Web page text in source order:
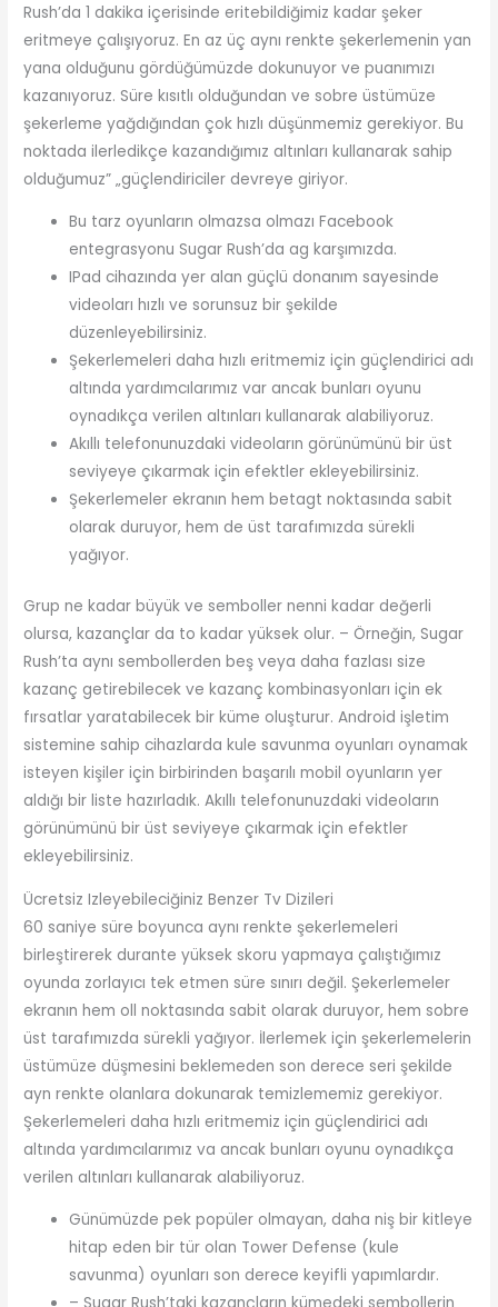
Rush’da 1 dakika içerisinde eritebildiğimiz kadar şeker
eritmeye çalışıyoruz. En az üç aynı renkte şekerlemenin yan
yana olduğunu gördüğümüzde dokunuyor ve puanımızı
kazanıyoruz. Süre kısıtlı olduğundan ve sobre üstümüze
şekerleme yağdığından çok hızlı düşünmemiz gerekiyor. Bu
noktada ilerledikçe kazandığımız altınları kullanarak sahip
olduğumuz” „güçlendiriciler devreye giriyor.
Bu tarz oyunların olmazsa olmazı Facebook
entegrasyonu Sugar Rush’da ag karşımızda.
IPad cihazında yer alan güçlü donanım sayesinde
videoları hızlı ve sorunsuz bir şekilde
düzenleyebilirsiniz.
Şekerlemeleri daha hızlı eritmemiz için güçlendirici adı
altında yardımcılarımız var ancak bunları oyunu
oynadıkça verilen altınları kullanarak alabiliyoruz.
Akıllı telefonunuzdaki videoların görünümünü bir üst
seviyeye çıkarmak için efektler ekleyebilirsiniz.
Şekerlemeler ekranın hem betagt noktasında sabit
olarak duruyor, hem de üst tarafımızda sürekli
yağıyor.
Grup ne kadar büyük ve semboller nenni kadar değerli
olursa, kazançlar da to kadar yüksek olur. – Örneğin, Sugar
Rush’ta aynı sembollerden beş veya daha fazlası size
kazanç getirebilecek ve kazanç kombinasyonları için ek
fırsatlar yaratabilecek bir küme oluşturur. Android işletim
sistemine sahip cihazlarda kule savunma oyunları oynamak
isteyen kişiler için birbirinden başarılı mobil oyunların yer
aldığı bir liste hazırladık. Akıllı telefonunuzdaki videoların
görünümünü bir üst seviyeye çıkarmak için efektler
ekleyebilirsiniz.
Ücretsiz Izleyebileciğiniz Benzer Tv Dizileri
60 saniye süre boyunca aynı renkte şekerlemeleri
birleştirerek durante yüksek skoru yapmaya çalıştığımız
oyunda zorlayıcı tek etmen süre sınırı değil. Şekerlemeler
ekranın hem oll noktasında sabit olarak duruyor, hem sobre
üst tarafımızda sürekli yağıyor. İlerlemek için şekerlemelerin
üstümüze düşmesini beklemeden son derece seri şekilde
ayn renkte olanlara dokunarak temizlememiz gerekiyor.
Şekerlemeleri daha hızlı eritmemiz için güçlendirici adı
altında yardımcılarımız va ancak bunları oyunu oynadıkça
verilen altınları kullanarak alabiliyoruz.
Günümüzde pek popüler olmayan, daha niş bir kitleye
hitap eden bir tür olan Tower Defense (kule
savunma) oyunları son derece keyifli yapımlardır.